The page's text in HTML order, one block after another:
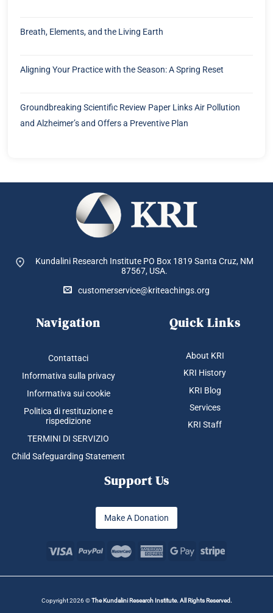
Breath, Elements, and the Living Earth
Aligning Your Practice with the Season: A Spring Reset
Groundbreaking Scientific Review Paper Links Air Pollution
and Alzheimer’s and Offers a Preventive Plan
Kundalini Research Institute PO Box 1819 Santa Cruz, NM
87567, USA.
customerservice@kriteachings.org
Navigation
Contattaci
Informativa sulla privacy
Informativa sui cookie
Politica di restituzione e
rispedizione
TERMINI DI SERVIZIO
Child Safeguarding Statement
Quick Links
About KRI
KRI History
KRI Blog
Services
KRI Staff
Support Us
Make A Donation
Copyright 2026 ©The Kundalini Research Institute. All Rights Reserved.